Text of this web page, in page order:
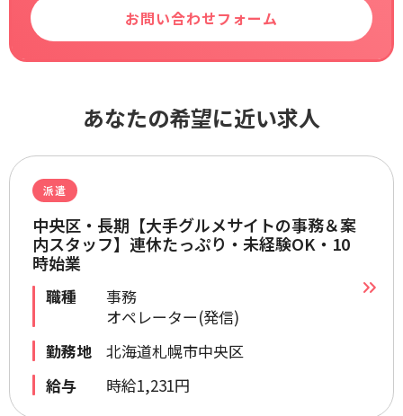
お問い合わせフォーム
あなたの希望に近い求人
派遣
中央区・長期【大手グルメサイトの事務＆案
内スタッフ】連休たっぷり・未経験OK・10
時始業
職種
事務
オペレーター(発信)
勤務地
北海道札幌市中央区
給与
時給1,231円